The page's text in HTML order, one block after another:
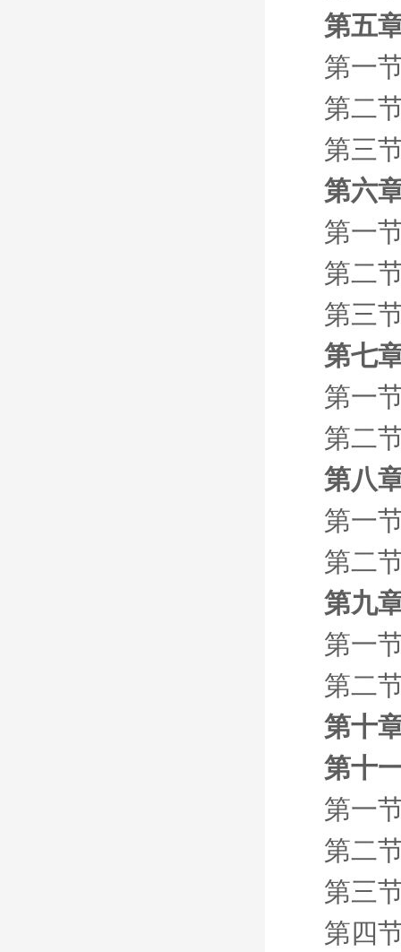
第五
第一
第二
第三
第六
第一
第二
第三
第七
第一
第二
第八
第一
第二
第九
第一
第二
第十
第十
第一
第二
第三
第四